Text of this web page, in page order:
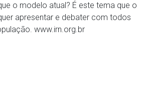
o modelo atual? É este tema que o
apresentar e debater com todos
www.irn.org.br